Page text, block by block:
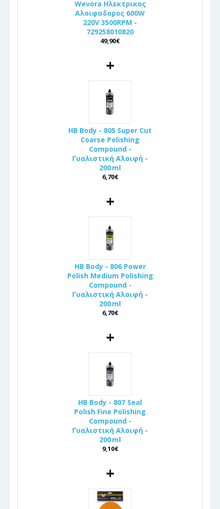
Wevora Ηλεκτρικος
Αλοιφαδορος 600W
220V 3500RPM -
729258010820
49,90€
+
HB Body - 805 Super Cut
Coarse Polishing
Compound -
Γυαλιστική Αλοιφή -
200 ml
6,70€
+
HB Body - 806 Power
Polish Medium Polishing
Compound -
Γυαλιστική Αλοιφή -
200 ml
6,70€
+
HB Body - 807 Seal
Polish Fine Polishing
Compound -
Γυαλιστική Αλοιφή -
200 ml
9,10€
+